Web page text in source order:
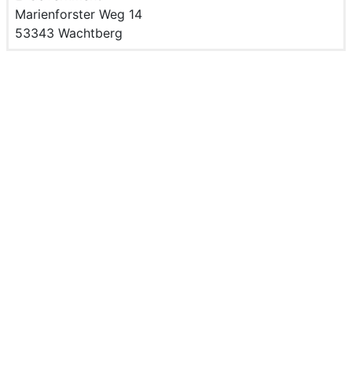
Strasse und Hausnummer
Marienforster Weg 14
PLZ und Ort
53343 Wachtberg